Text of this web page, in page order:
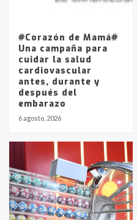
La Pampa,
entre 857 a
#Corazón de Mamá#
Una campaña para
cuidar la salud
cardiovascular
antes, durante y
después del
embarazo
6 agosto, 2026